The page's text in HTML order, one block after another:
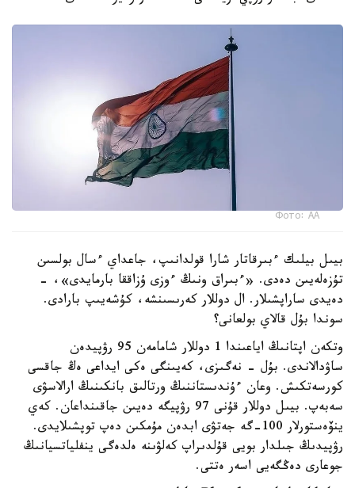
Фото: АА
بيىل بيلىك ءبىرقاتار شارا قولدانىپ، جاعداي ءسال بولسىن
تۇزەلەيىن دەدى. «ءبىراق ونىڭ ءوزى ۇزاققا بارمايدى»، -
دەيدى ساراپشىلار. ال دوللار كەرىسىنشە، كۇشەيىپ بارادى.
سوندا بۇل قالاي بولعانى؟
وتكەن اپتانىڭ اياعىندا 1 دوللار شامامەن 95 رۋپيدەن
ساۋدالاندى. بۇل - نەگىزى، كەيىنگى ەكى ايداعى ەڭ جاقسى
كورسەتكىش. وعان ءۇندىستاننىڭ ورتالىق بانكىنىڭ ارالاسۋى
سەبەپ. بيىل دوللار قۇنى 97 رۋپيگە دەيىن جاقىنداعان. كەي
ينۆەستورلار 100-گە جەتۋى ابدەن مۇمكىن دەپ توپشىلايدى.
رۋپيدىڭ جىلدار بويى قۇلدىراپ كەلۋىنە ەلدەگى ينفلياتسيانىڭ
جوعارى دەڭگەيى اسەر ەتتى.